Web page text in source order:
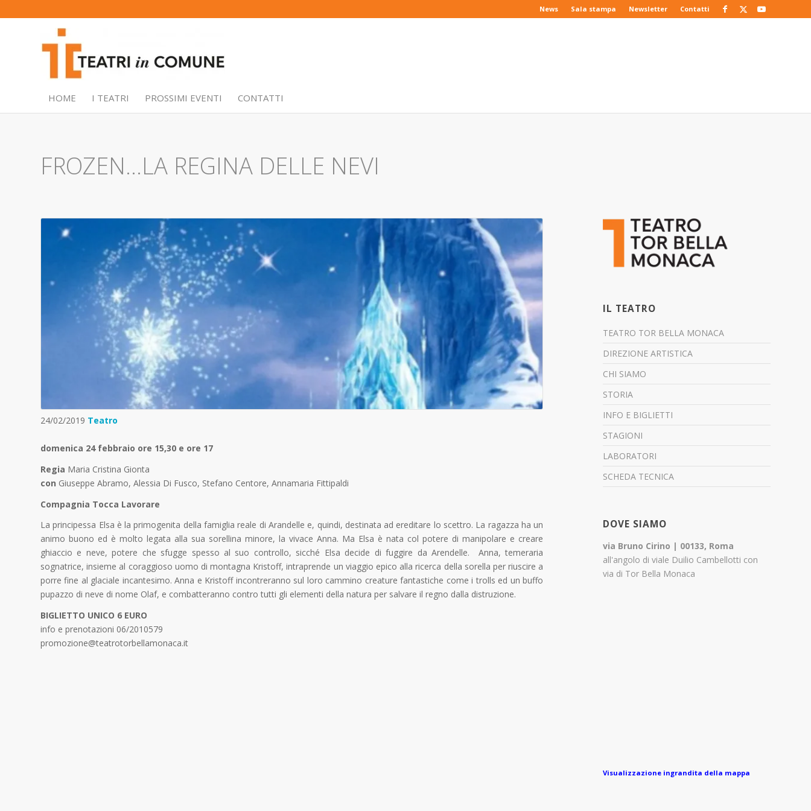
News Sala stampa Newsletter Contatti
HOME I TEATRI PROSSIMI EVENTI CONTATTI
FROZEN…LA REGINA DELLE NEVI
24/02/2019 Teatro
domenica 24 febbraio ore 15,30 e ore 17
Regia Maria Cristina Gionta
con Giuseppe Abramo, Alessia Di Fusco, Stefano Centore, Annamaria Fittipaldi
Compagnia Tocca Lavorare
La principessa Elsa è la primogenita della famiglia reale di Arandelle e, quindi, destinata ad ereditare lo scettro. La ragazza ha un
animo buono ed è molto legata alla sua sorellina minore, la vivace Anna. Ma Elsa è nata col potere di manipolare e creare
ghiaccio e neve, potere che sfugge spesso al suo controllo, sicché Elsa decide di fuggire da Arendelle. Anna, temeraria
sognatrice, insieme al coraggioso uomo di montagna Kristoff, intraprende un viaggio epico alla ricerca della sorella per riuscire a
porre fine al glaciale incantesimo. Anna e Kristoff incontreranno sul loro cammino creature fantastiche come i trolls ed un buffo
pupazzo di neve di nome Olaf, e combatteranno contro tutti gli elementi della natura per salvare il regno dalla distruzione.
BIGLIETTO UNICO 6 EURO
info e prenotazioni 06/2010579
promozione@teatrotorbellamonaca.it
IL TEATRO
TEATRO TOR BELLA MONACA
DIREZIONE ARTISTICA
CHI SIAMO
STORIA
INFO E BIGLIETTI
STAGIONI
LABORATORI
SCHEDA TECNICA
DOVE SIAMO
via Bruno Cirino | 00133, Roma
all'angolo di viale Duilio Cambellotti con
via di Tor Bella Monaca
Visualizzazione ingrandita della mappa